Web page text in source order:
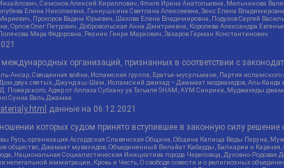
Симонов Алексей Кириллович, Флиге Ирина Анатольевна, Мельникова
Елена Николаевна, Ганнушкина Светлана Алексеевна, Закс Елена
Прохоров Вадим Юрьевич, Шахова Елена Владимировна, Подузов Сергей
Олег Петрович, Добровольская Анна Дмитриевна, Королева Александра
Мара Федоровна, Резник Генри Маркович, Захаров Герман Константинович
организаций, признанных в соответствии с
Ансар, Священная война, Исламская группа, Братья-мусульмане, Партия
двух святых, Джунд аш-Шам, Исламский джихад – Джамаат моджахедов, Аль-
Аджр от Аллаха Субхану уа Тагьаля SHAM, АУМ Синрике, Муджахеды
Сунна Валь Джамаа
данные на 06.12.2021
которых судом принято вступившее в законную силу решение
Русь, организация Асгардская Славянская Община, Община Капища Веды Перуна,
общество, Джамаат мувахидов, Объединенный Вилайат Кабарды, Балкарии и
Национальная Социалистическая Инициатива города Череповца, Духовно-Родовая
иммиграции, Кровь и Честь, О свободе совести и о религиозных